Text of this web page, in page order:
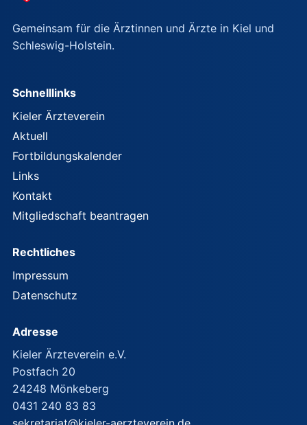
Gemeinsam für die Ärztinnen und Ärzte in Kiel und
Schleswig-Holstein.
Schnelllinks
Kieler Ärzteverein
Aktuell
Fortbildungskalender
Links
Kontakt
Mitgliedschaft beantragen
Rechtliches
Impressum
Datenschutz
Adresse
Kieler Ärzteverein e.V.
Postfach 20
24248 Mönkeberg
0431 240 83 83